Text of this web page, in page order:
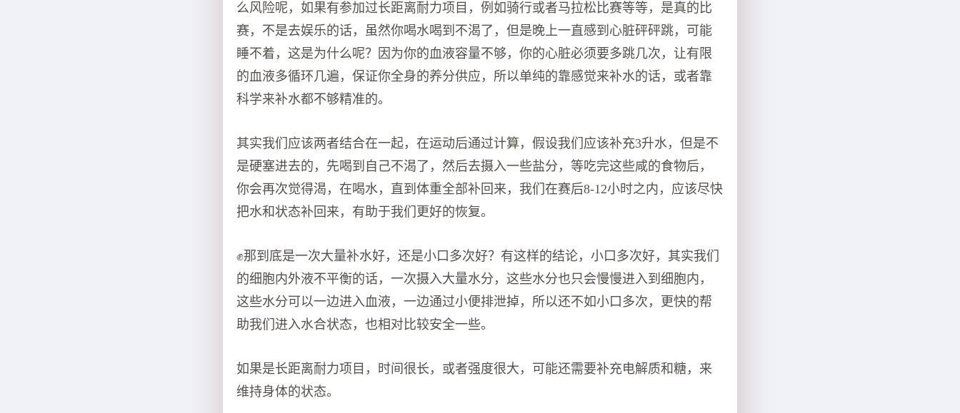
么风险呢，如果有参加过长距离耐力项目，例如骑行或者马拉松比赛等等，是真的比
赛，不是去娱乐的话，虽然你喝水喝到不渴了，但是晚上一直感到心脏砰砰跳，可能
睡不着，这是为什么呢？因为你的血液容量不够，你的心脏必须要多跳几次，让有限
的血液多循环几遍，保证你全身的养分供应，所以单纯的靠感觉来补水的话，或者靠
科学来补水都不够精准的。
其实我们应该两者结合在一起，在运动后通过计算，假设我们应该补充3升水，但是不
是硬塞进去的，先喝到自己不渴了，然后去摄入一些盐分，等吃完这些咸的食物后，
你会再次觉得渴，在喝水，直到体重全部补回来，我们在赛后8-12小时之内，应该尽快
把水和状态补回来，有助于我们更好的恢复。
✊那到底是一次大量补水好，还是小口多次好？有这样的结论，小口多次好，其实我们
的细胞内外液不平衡的话，一次摄入大量水分，这些水分也只会慢慢进入到细胞内，
这些水分可以一边进入血液，一边通过小便排泄掉，所以还不如小口多次，更快的帮
助我们进入水合状态，也相对比较安全一些。
如果是长距离耐力项目，时间很长，或者强度很大，可能还需要补充电解质和糖，来
维持身体的状态。